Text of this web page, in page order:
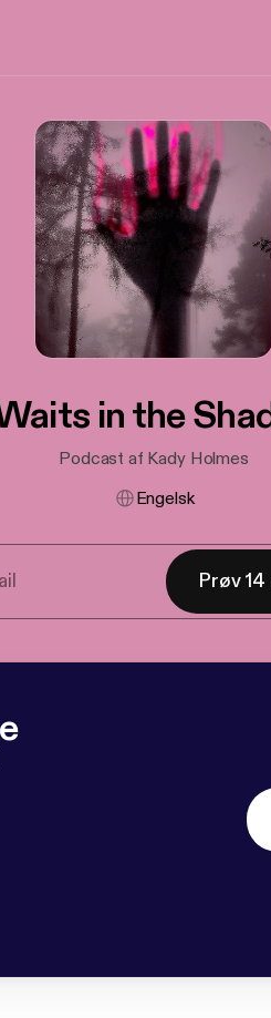
in the
Podcast af Kady Holmes
Engelsk
Prøv